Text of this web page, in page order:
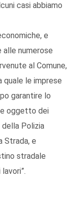
casi abbiamo
e
numerose
al Comune,
quale le imprese
garantire lo
oggetto dei
della Polizia
Strada, e
stradale